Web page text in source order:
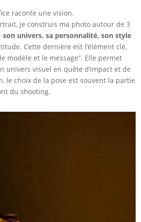
raconte une vision.
je construis ma photo autour de 3
son univers, sa personnalité, son style
Cette dernière est l’élément clé,
modèle et le message”. Elle permet
univers visuel en quête d’impact et de
le choix de la pose est souvent la partie
du shooting.